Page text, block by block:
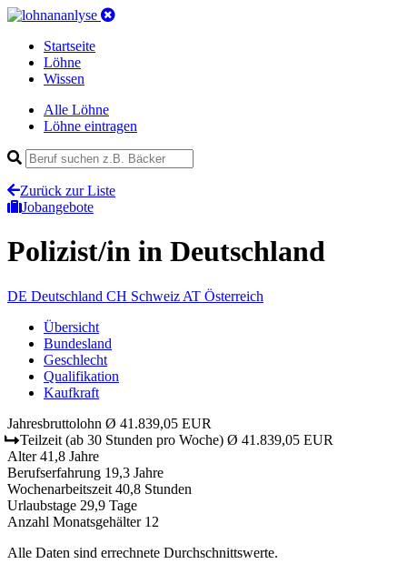
Startseite
Löhne
Wissen
Alle Löhne
Löhne eintragen
Zurück zur Liste
Jobangebote
Polizist/in in Deutschland
DE Deutschland CH Schweiz AT Österreich
Übersicht
Bundesland
Geschlecht
Qualifikation
Kaufkraft
Jahresbruttolohn Ø 41.839,05 EUR
Teilzeit (ab 30 Stunden pro Woche) Ø 41.839,05 EUR
Alter 41,8 Jahre
Berufserfahrung 19,3 Jahre
Wochenarbeitszeit 40,8 Stunden
Urlaubstage 29,9 Tage
Anzahl Monatsgehälter 12
Alle Daten sind errechnete Durchschnittswerte.